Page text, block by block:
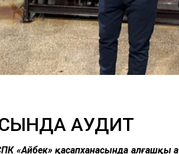
АУДИТ
СПК «Айбек» қасапханасында